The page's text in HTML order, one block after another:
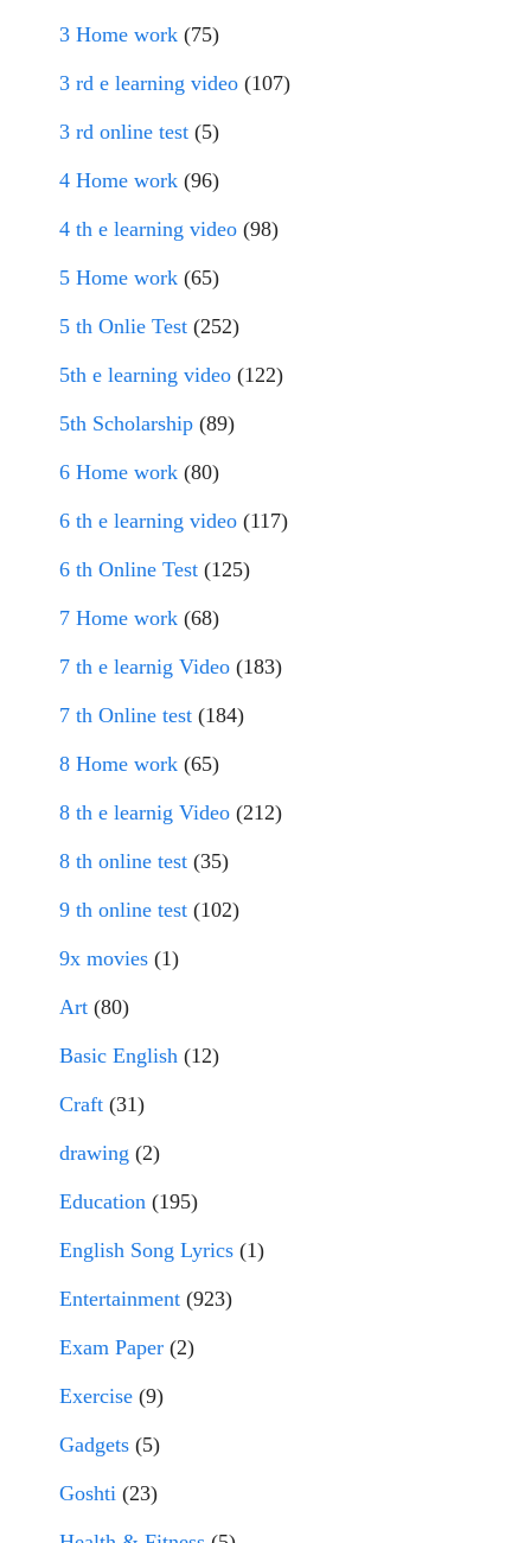
3 Home work (75)
3 rd e learning video (107)
3 rd online test (5)
4 Home work (96)
4 th e learning video (98)
5 Home work (65)
5 th Onlie Test (252)
5th e learning video (122)
5th Scholarship (89)
6 Home work (80)
6 th e learning video (117)
6 th Online Test (125)
7 Home work (68)
7 th e learnig Video (183)
7 th Online test (184)
8 Home work (65)
8 th e learnig Video (212)
8 th online test (35)
9 th online test (102)
9x movies (1)
Art (80)
Basic English (12)
Craft (31)
drawing (2)
Education (195)
English Song Lyrics (1)
Entertainment (923)
Exam Paper (2)
Exercise (9)
Gadgets (5)
Goshti (23)